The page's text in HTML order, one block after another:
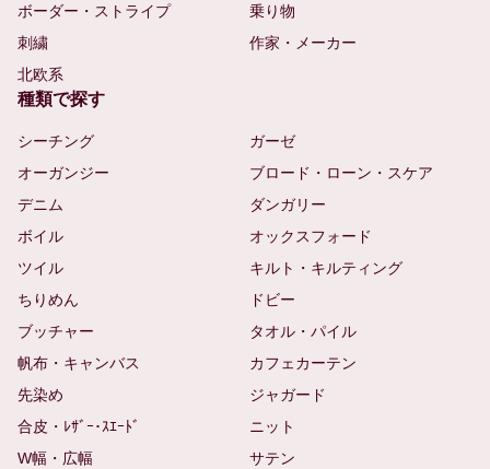
ボーダー・ストライプ
乗り物
刺繍
作家・メーカー
北欧系
種類で探す
シーチング
ガーゼ
オーガンジー
ブロード・ローン・スケア
デニム
ダンガリー
ボイル
オックスフォード
ツイル
キルト・キルティング
ちりめん
ドビー
ブッチャー
タオル・パイル
帆布・キャンバス
カフェカーテン
先染め
ジャガード
合皮・ﾚｻﾞｰ･ｽｴｰﾄﾞ
ニット
W幅・広幅
サテン